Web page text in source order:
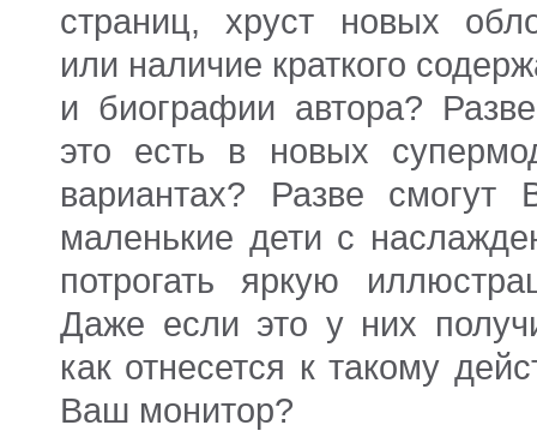
страниц, хруст новых
или наличие краткого
и биографии автора?
это есть в новых
вариантах? Разве смогут
маленькие дети с
потрогать яркую
Даже если это у них
как отнесется к такому
Ваш монитор?